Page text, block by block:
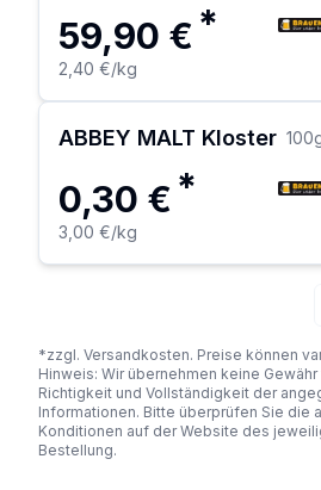
59,90 € *
2,40 €/kg
ABBEY MALT Kloster 100
0,30 € *
3,00 €/kg
*zzgl. Versandkosten. Preise können
Hinweis: Wir übernehmen keine
Richtigkeit und Vollständigkeit der
Informationen. Bitte überprüfen Sie die
Konditionen auf der Website des
Bestellung.